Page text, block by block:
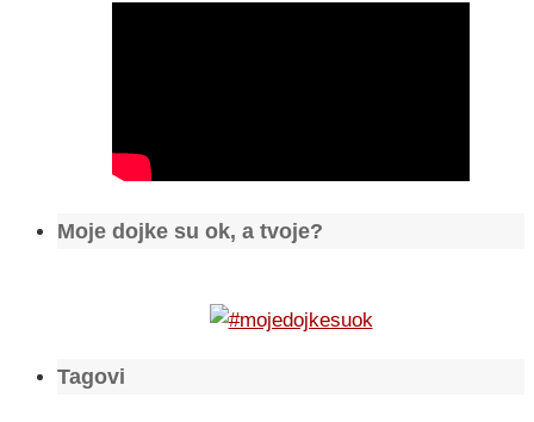
Moje dojke su ok, a tvoje?
Tagovi